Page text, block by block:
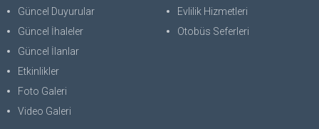
Güncel Duyurular
Güncel İhaleler
Güncel İlanlar
Etkinlikler
Foto Galeri
Video Galeri
Evlilik Hizmetleri
Otobüs Seferleri